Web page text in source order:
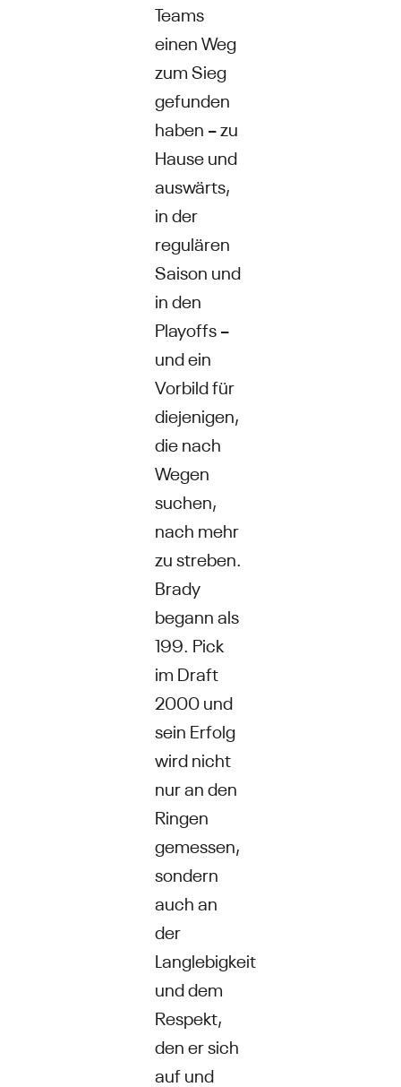
Teams
einen Weg
zum Sieg
gefunden
haben – zu
Hause und
auswärts,
in der
regulären
Saison und
in den
Playoffs –
und ein
Vorbild für
diejenigen,
die nach
Wegen
suchen,
nach mehr
zu streben.
Brady
begann als
199. Pick
im Draft
2000 und
sein Erfolg
wird nicht
nur an den
Ringen
gemessen,
sondern
auch an
der
Langlebigkeit
und dem
Respekt,
den er sich
auf und